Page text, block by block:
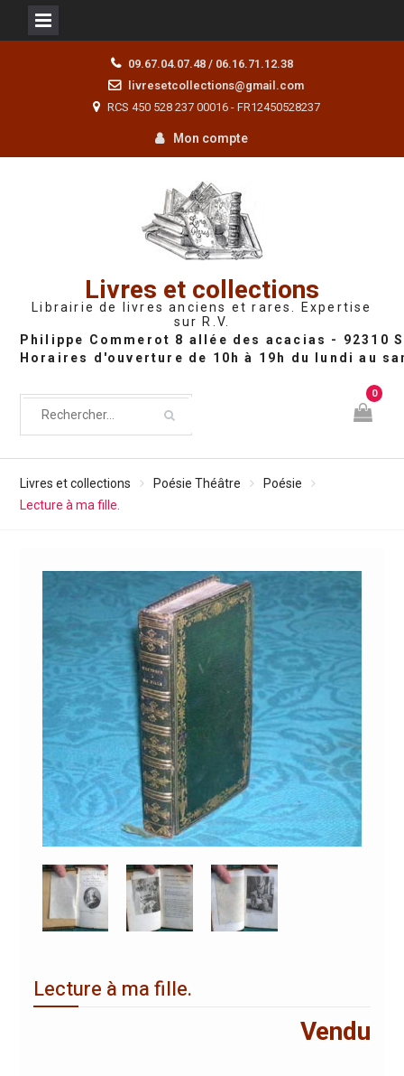
09.67.04.07.48 / 06.16.71.12.38
livresetcollections@gmail.com
RCS 450 528 237 00016 - FR12450528237
Mon compte
Livres et collections
Librairie de livres anciens et rares. Expertise
sur R.V.
0
Livres et collections Poésie Théâtre
Poésie
Lecture à ma fille.
Lecture à ma fille.
Vendu